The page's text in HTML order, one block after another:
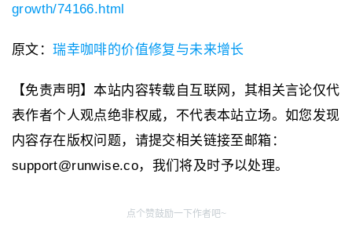
growth/74166.html
原文：瑞幸咖啡的价值修复与未来增长
【免责声明】本站内容转载自互联网，其相关言论仅代
表作者个人观点绝非权威，不代表本站立场。如您发现
内容存在版权问题，请提交相关链接至邮箱：
support@runwise.co，我们将及时予以处理。
点个赞鼓励一下作者吧~